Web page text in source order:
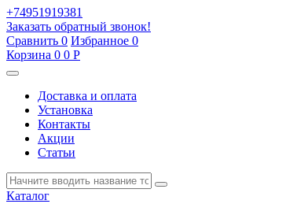
+74951919381
Заказать обратный звонок!
Сравнить 0 Избранное 0
Корзина 0 0 Р
Доставка и оплата
Установка
Контакты
Акции
Статьи
Каталог